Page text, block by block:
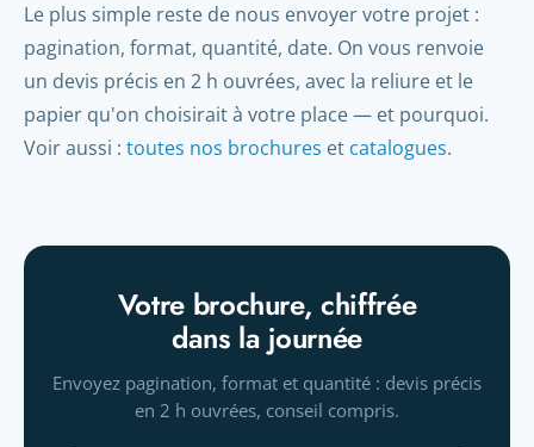
Le plus simple reste de nous envoyer votre projet :
pagination, format, quantité, date. On vous renvoie
un devis précis en 2 h ouvrées, avec la reliure et le
papier qu'on choisirait à votre place — et pourquoi.
Voir aussi : toutes nos brochures et catalogues.
Votre brochure, chiffrée
dans la journée
Envoyez pagination, format et quantité : devis précis
en 2 h ouvrées, conseil compris.